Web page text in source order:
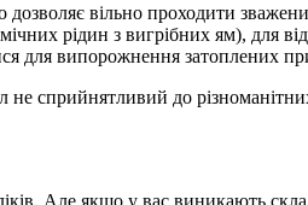
вільно проходити
рідин з вигрібних ям), для
для випорожнення затоплених
сприйнятливий до
Але якщо у вас виникають